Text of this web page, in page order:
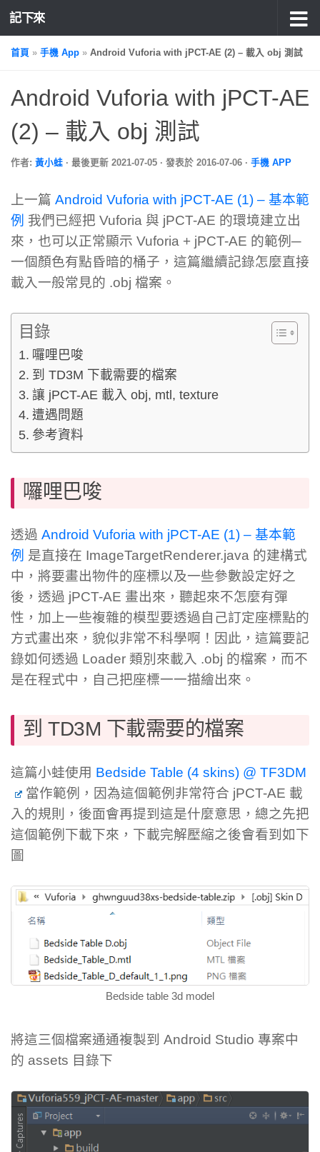
記下來
首頁 » 手機 App » Android Vuforia with jPCT-AE (2) – 載入 obj 測試
Android Vuforia with jPCT-AE
(2) – 載入 obj 測試
作者: 黃小蛙 · 最後更新 2021-07-05 · 發表於 2016-07-06 · 手機 APP
上一篇 Android Vuforia with jPCT-AE (1) – 基本範
例 我們已經把 Vuforia 與 jPCT-AE 的環境建立出
來，也可以正常顯示 Vuforia + jPCT-AE 的範例─
一個顏色有點昏暗的桶子，這篇繼續記錄怎麼直接
載入一般常見的 .obj 檔案。
目錄
囉哩巴唆
到 TD3M 下載需要的檔案
讓 jPCT-AE 載入 obj, mtl, texture
遭遇問題
參考資料
囉哩巴唆
透過 Android Vuforia with jPCT-AE (1) – 基本範
例 是直接在 ImageTargetRenderer.java 的建構式
中，將要畫出物件的座標以及一些參數設定好之
後，透過 jPCT-AE 畫出來，聽起來不怎麼有彈
性，加上一些複雜的模型要透過自己訂定座標點的
方式畫出來，貌似非常不科學啊！因此，這篇要記
錄如何透過 Loader 類別來載入 .obj 的檔案，而不
是在程式中，自己把座標一一描繪出來。
到 TD3M 下載需要的檔案
這篇小蛙使用 Bedside Table (4 skins) @ TF3DM
當作範例，因為這個範例非常符合 jPCT-AE 載
入的規則，後面會再提到這是什麼意思，總之先把
這個範例下載下來，下載完解壓縮之後會看到如下
圖
Bedside table 3d model
將這三個檔案通通複製到 Android Studio 專案中
的 assets 目錄下